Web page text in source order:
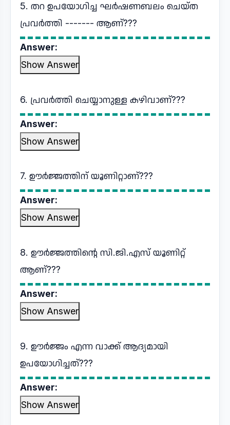
5. തറ ഉപയോഗിച്ച ഘർഷണബലം ചെയ്ത
പ്രവർത്തി ------- ആണ്???
Answer:
Show Answer
6. പ്രവർത്തി ചെയ്യാനുള്ള കഴിവാണ്???
Answer:
Show Answer
7. ഊർജ്ജത്തിന് യൂണിറ്റാണ്???
Answer:
Show Answer
8. ഊർജ്ജത്തിന്റെ സി.ജി.എസ് യൂണിറ്റ്
ആണ്???
Answer:
Show Answer
9. ഊർജ്ജം എന്ന വാക്ക് ആദ്യമായി
ഉപയോഗിച്ചത്???
Answer:
Show Answer